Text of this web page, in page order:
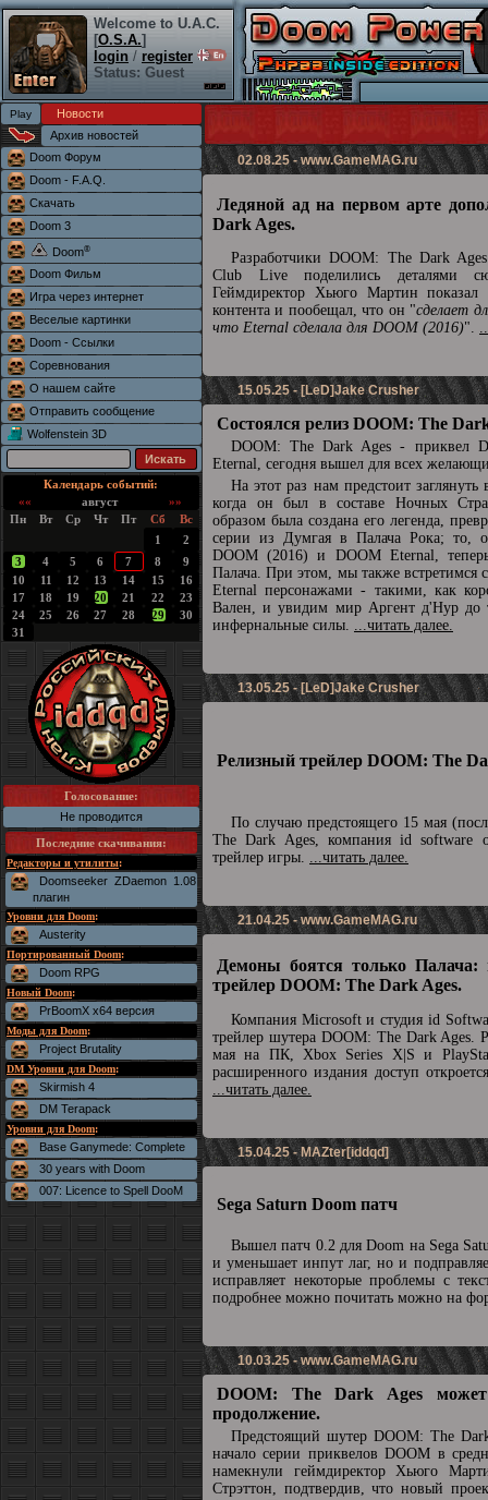
Welcome to U.A.C.
[O.S.A.]
login / register
Status: Guest
Новости
Архив новостей
Doom Форум
Doom - F.A.Q.
Скачать
Doom 3
Doom®
Doom Фильм
Игра через интернет
Веселые картинки
Doom - Ссылки
Соревнования
О нашем сайте
Отправить сообщение
Wolfenstein 3D
Календарь событий:
««
август
»»
Пн
Вт Ср Чт Пт Сб
Вс
1
2
3
4 5 6 7 8
9
10
11 12 13 14 15
16
17
18 19 20 21 22
23
24
25 26 27 28 29
30
31
Голосование:
Не проводится
Последние скачивания:
Редакторы и утилиты:
Doomseeker ZDaemon 1.08
плагин
Уровни для Doom:
Austerity
Портированный Doom:
Doom RPG
Новый Doom:
PrBoomX x64 версия
Моды для Doom:
Project Brutality
DM Уровни для Doom:
Skirmish 4
DM Terapack
Уровни для Doom:
Base Ganymede: Complete
30 years with Doom
007: Licence to Spell DooM
02.08.25 -www.GameMAG.ru
Ледяной ад на первом арте
Dark Ages.
Разработчики DOOM: The Dark
Club Live поделились деталями
Геймдиректор Хьюго Мартин показал
контента и пообещал, что он "сделает
что Eternal сделала для DOOM (2016)".
15.05.25 - [LeD]Jake Crusher
Состоялся релиз DOOM: The
DOOM: The Dark Ages - приквел
Eternal, сегодня вышел для всех
На этот раз нам предстоит
когда он был в составе Ночных
образом была создана его легенда,
серии из Думгая в Палача Рока; то, о
DOOM (2016) и DOOM Eternal,
Палача. При этом, мы также встретимся
Eternal персонажами - такими, как
Вален, и увидим мир Аргент д'Нур до
инфернальные силы. ...читать далее.
13.05.25 - [LeD]Jake Crusher
Релизный трейлер DOOM: The
По случаю предстоящего 15 мая
The Dark Ages, компания id software
трейлер игры. ...читать далее.
21.04.25 -www.GameMAG.ru
Демоны боятся только Палача:
трейлер DOOM: The Dark Ages.
Компания Microsoft и студия id
трейлер шутера DOOM: The Dark Ages.
мая на ПК, Xbox Series X|S и
расширенного издания доступ
...читать далее.
15.04.25 - MAZter[iddqd]
Sega Saturn Doom патч
Вышел патч 0.2 для Doom на Sega
и уменьшает инпут лаг, но и
исправляет некоторые проблемы с
подробнее можно почитать можно на
10.03.25 -www.GameMAG.ru
DOOM: The Dark Ages может
продолжение.
Предстоящий шутер DOOM: The
начало серии приквелов DOOM в
намекнули геймдиректор Хьюго
Стрэттон, подтвердив, что новый